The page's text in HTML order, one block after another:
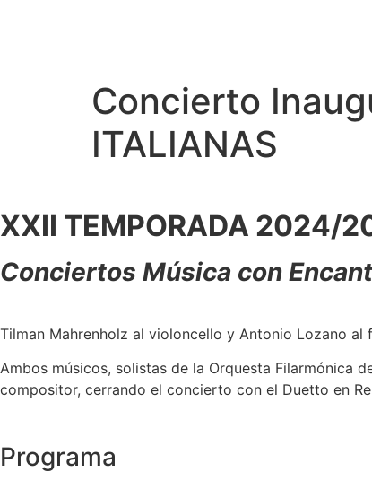
Concierto
ITALIANAS
XXII TEMPORADA 2024/
Conciertos Música con
Tilman Mahrenholz al violoncello y Antonio Lozano
Ambos músicos, solistas de la Orquesta Filarmónica
compositor, cerrando el concierto con el Duetto en
Programa